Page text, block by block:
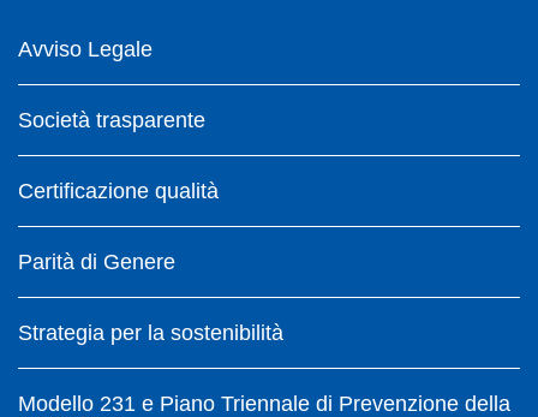
Avviso Legale
Società trasparente
Certificazione qualità
Parità di Genere
Strategia per la sostenibilità
Modello 231 e Piano Triennale di Prevenzione della